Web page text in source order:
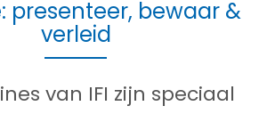
presenteer, bewaar &
verleid
van IFI zijn speciaal